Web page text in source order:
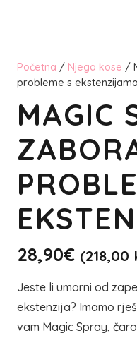
Početna / Njega kose /
probleme s ekstenzijama
MAGIC
28,90€ (218,00
Jeste li umorni od
ekstenzija? Imamo
vam Magic Spray,